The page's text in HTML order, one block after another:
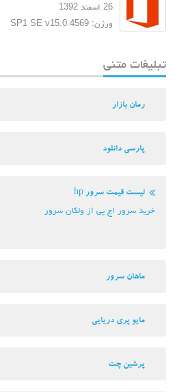
26 اسفند 1392
ورژن: SP1 SE v15.0.4569
تبلیغات متنی
رمان بازار
پارسی دانلود
لیست قیمت سرور hp
خرید سرور اچ پی از ولکان سرور
ماهان سرور
مایو پری دریایی
پرشین چت